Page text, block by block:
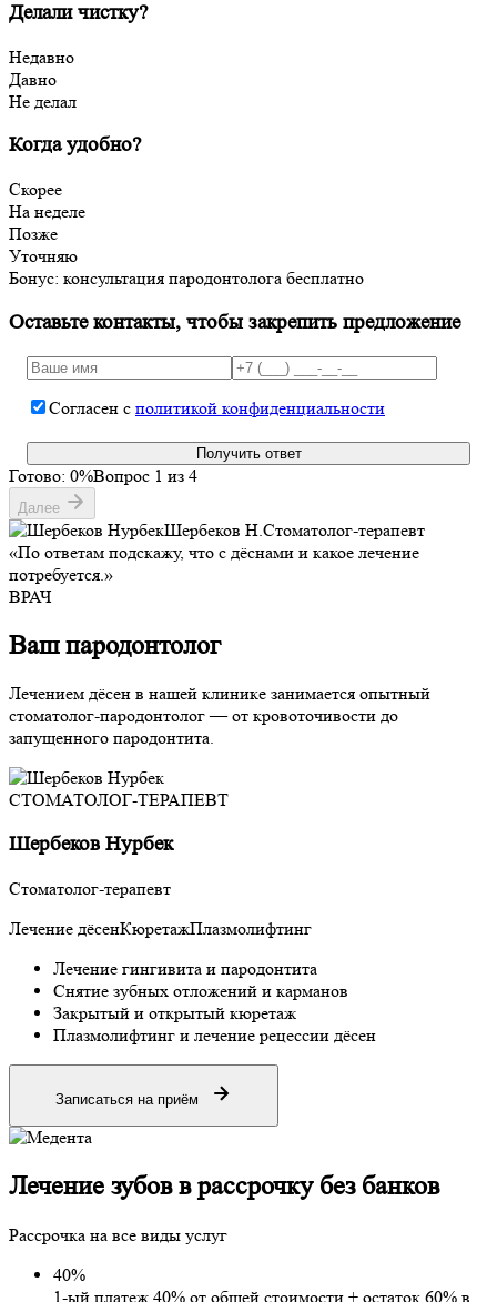
Делали чистку?
Недавно
Давно
Не делал
Когда удобно?
Скорее
На неделе
Позже
Уточняю
Бонус: консультация пародонтолога бесплатно
Оставьте контакты, чтобы закрепить предложение
Согласен с политикой конфиденциальности
Получить ответ
Готово: 0%Вопрос 1 из 4
Далее
Шербеков Н. Стоматолог-терапевт
«По ответам подскажу, что с дёснами и какое лечение
потребуется.»
ВРАЧ
Ваш пародонтолог
Лечением дёсен в нашей клинике занимается опытный
стоматолог-пародонтолог — от кровоточивости до
запущенного пародонтита.
СТОМАТОЛОГ-ТЕРАПЕВТ
Шербеков Нурбек
Стоматолог-терапевт
Лечение дёсенКюретажПлазмолифтинг
Лечение гингивита и пародонтита
Снятие зубных отложений и карманов
Закрытый и открытый кюретаж
Плазмолифтинг и лечение рецессии дёсен
Записаться на приём
Лечение зубовв рассрочкубез банков
Рассрочка на все виды услуг
40%
1-ый платеж 40% от общей стоимости + остаток 60% в